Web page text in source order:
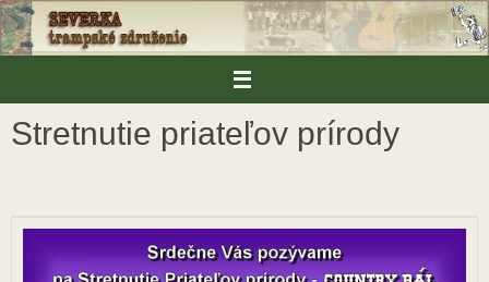
Skip
to
content
Stretnutie priateľov prírody